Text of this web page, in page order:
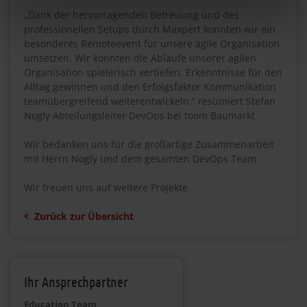
„Dank der hervorragenden Betreuung und des
professionellen Setups durch Maxpert konnten wir ein
besonderes Remoteevent für unsere agile Organisation
umsetzen. Wir konnten die Abläufe unserer agilen
Organisation spielerisch vertiefen, Erkenntnisse für den
Alltag gewinnen und den Erfolgsfaktor Kommunikation
teamübergreifend weiterentwickeln.“ resümiert Stefan
Nogly Abteilungsleiter DevOps bei toom Baumarkt.
Wir bedanken uns für die großartige Zusammenarbeit
mit Herrn Nogly und dem gesamten DevOps Team.
Wir freuen uns auf weitere Projekte.
Zurück zur Übersicht
Ihr Ansprechpartner